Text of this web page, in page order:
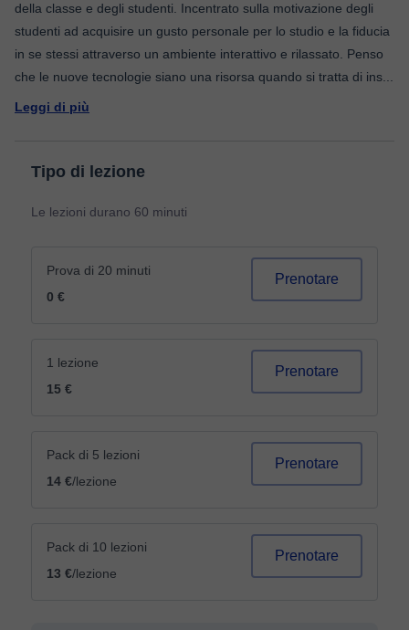
della classe e degli studenti. Incentrato sulla motivazione degli
studenti ad acquisire un gusto personale per lo studio e la fiducia
in se stessi attraverso un ambiente interattivo e rilassato. Penso
che le nuove tecnologie siano una risorsa quando si tratta di ins
Leggi di più
Tipo di lezione
Le lezioni durano 60 minuti
Prova di 20 minuti
0 €
Prenotare
1 lezione
15 €
Prenotare
Pack di 5 lezioni
14 €/lezione
Prenotare
Pack di 10 lezioni
13 €/lezione
Prenotare